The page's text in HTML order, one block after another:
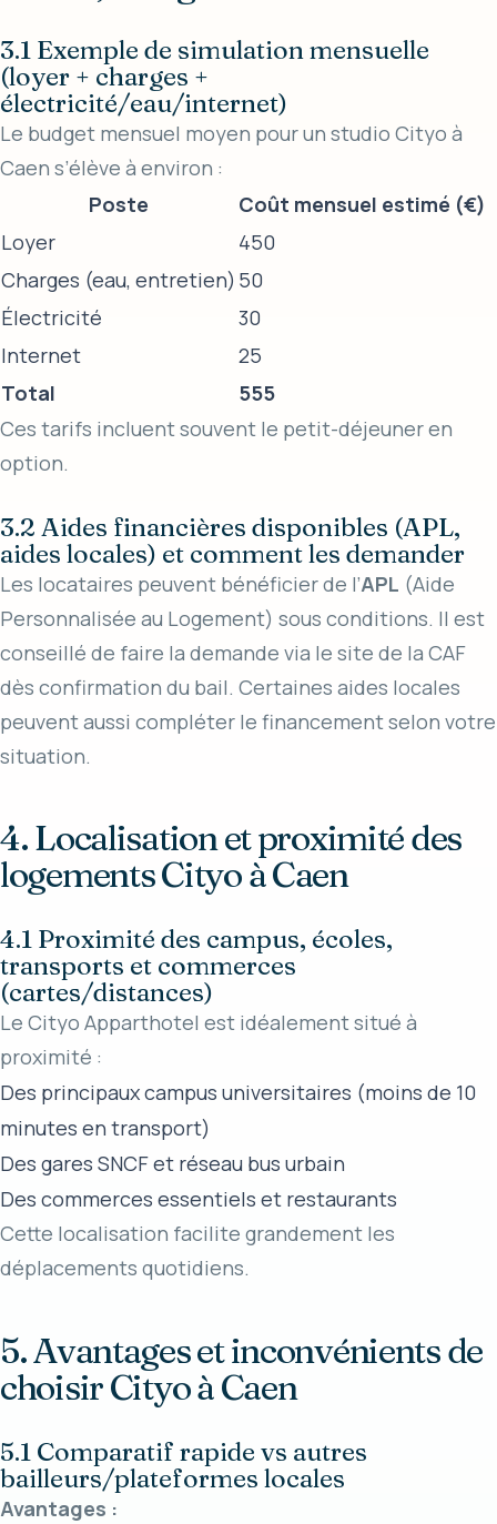
3.1 Exemple de simulation mensuelle
(loyer + charges +
électricité/eau/internet)
Le budget mensuel moyen pour un studio Cityo à
Caen s’élève à environ :
Poste
Coût mensuel estimé (€)
Loyer
450
Charges (eau, entretien) 50
Électricité
30
Internet
25
Total
555
Ces tarifs incluent souvent le petit-déjeuner en
option.
3.2 Aides financières disponibles (APL,
aides locales) et comment les demander
Les locataires peuvent bénéficier de l’APL (Aide
Personnalisée au Logement) sous conditions. Il est
conseillé de faire la demande via le site de la CAF
dès confirmation du bail. Certaines aides locales
peuvent aussi compléter le financement selon votre
situation.
4. Localisation et proximité des
logements Cityo à Caen
4.1 Proximité des campus, écoles,
transports et commerces
(cartes/distances)
Le Cityo Apparthotel est idéalement situé à
proximité :
Des principaux campus universitaires (moins de 10
minutes en transport)
Des gares SNCF et réseau bus urbain
Des commerces essentiels et restaurants
Cette localisation facilite grandement les
déplacements quotidiens.
5. Avantages et inconvénients de
choisir Cityo à Caen
5.1 Comparatif rapide vs autres
bailleurs/plateformes locales
Avantages :